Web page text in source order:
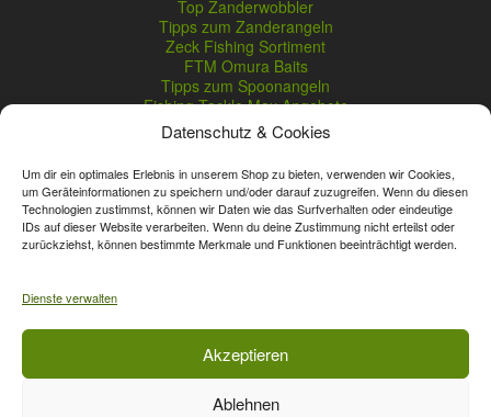
Datenschutz & Cookies
Um dir ein optimales Erlebnis in unserem Shop zu bieten, verwenden wir Cookies,
um Geräteinformationen zu speichern und/oder darauf zuzugreifen. Wenn du diesen
Technologien zustimmst, können wir Daten wie das Surfverhalten oder eindeutige
IDs auf dieser Website verarbeiten. Wenn du deine Zustimmung nicht erteilst oder
zurückziehst, können bestimmte Merkmale und Funktionen beeinträchtigt werden.
Dienste verwalten
Akzeptieren
Ablehnen
Top Zanderwobbler
Tipps zum Zanderangeln
Zeck Fishing Sortiment
FTM Omura Baits
Tipps zum Spoonangeln
Fishing Tackle Max Angebote
Seika Pro Produkte
Nightveit Zanderwobbler
Vertrag widerrufen
Unsere Onlinepreise können günstiger sein.
Affiliate, Partner Rabatt-Codes und Aktionscodes gelten für das gesamte
Sortiment, davon ausgeschlossen sind Gutscheine, Sale-Produkte, Zeck
Codes gelten für das gesamte Sortiment.